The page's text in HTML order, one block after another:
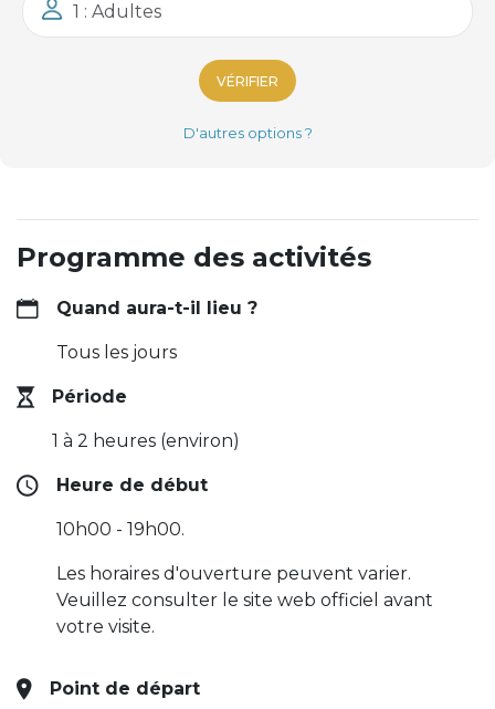
1 : Adultes
VÉRIFIER
D'autres options ?
Programme des activités
Quand aura-t-il lieu ?
Tous les jours
Période
1 à 2 heures (environ)
Heure de début
10h00 - 19h00.
Les horaires d'ouverture peuvent varier.
Veuillez consulter le site web officiel avant
votre visite.
Point de départ